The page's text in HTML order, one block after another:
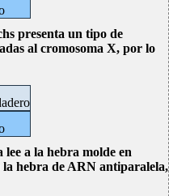
presenta un tipo de
al cromosoma X, por lo
a la hebra molde en
la hebra de ARN antiparalela,